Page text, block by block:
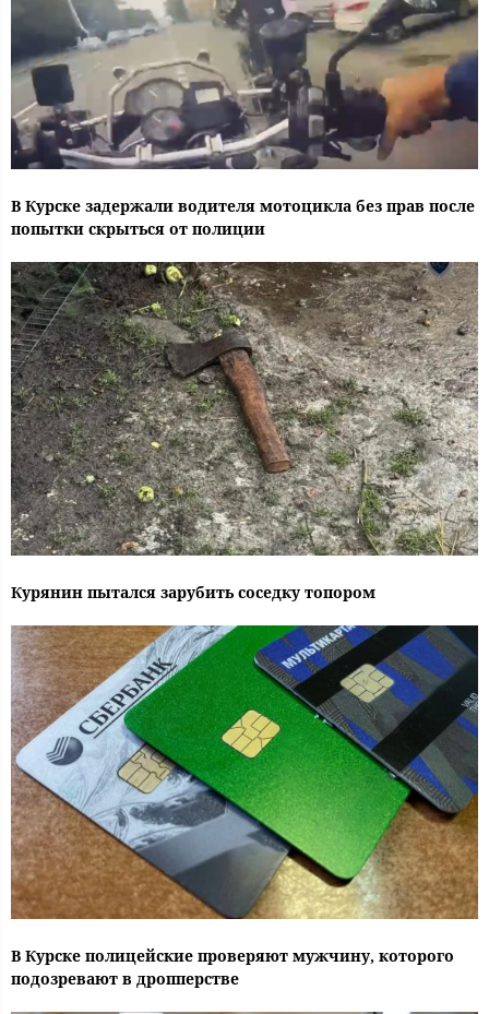
В Курске задержали водителя мотоцикла без прав после
попытки скрыться от полиции
Курянин пытался зарубить соседку топором
В Курске полицейские проверяют мужчину, которого
подозревают в дропперстве